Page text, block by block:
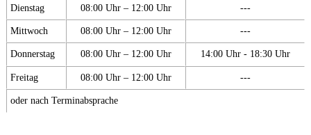
Dienstag 08:00 Uhr – 12:00 Uhr ---
Mittwoch 08:00 Uhr – 12:00 Uhr ---
Donnerstag 08:00 Uhr – 12:00 Uhr 14:00 Uhr - 18:30 Uhr
Freitag 08:00 Uhr – 12:00 Uhr ---
oder nach Terminabsprache